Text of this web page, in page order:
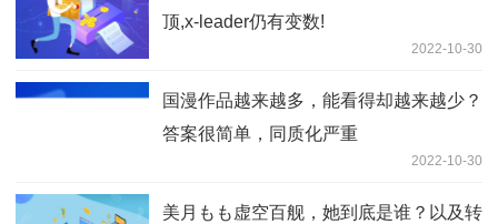
顶,x-leader仍有变数!
2022-10-30
国漫作品越来越多，能看得却越来越少？
答案很简单，同质化严重
2022-10-30
美月もも虚空百舰，她到底是谁？以及转